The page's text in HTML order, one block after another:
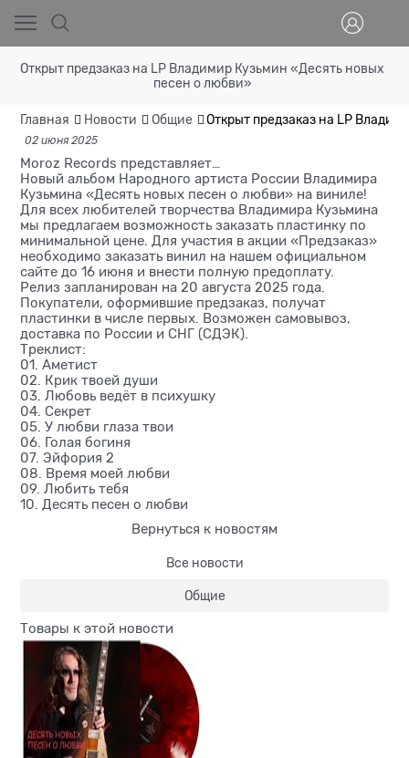
Открыт предзаказ на LP Владимир Кузьмин «Десять новых
песен о любви»
Главная Новости Общие Открыт предзаказ на LP
02 июня 2025
Moroz Records представляет…
Новый альбом Народного артиста России Владимира
Кузьмина «Десять новых песен о любви» на виниле!
Для всех любителей творчества Владимира Кузьмина
мы предлагаем возможность заказать пластинку по
минимальной цене. Для участия в акции «Предзаказ»
необходимо заказать винил на нашем официальном
сайте до 16 июня и внести полную предоплату.
Релиз запланирован на 20 августа 2025 года.
Покупатели, оформившие предзаказ, получат
пластинки в числе первых. Возможен самовывоз,
доставка по России и СНГ (СДЭК).
Треклист:
01. Аметист
02. Крик твоей души
03. Любовь ведёт в психушку
04. Секрет
05. У любви глаза твои
06. Голая богиня
07. Эйфория 2
08. Время моей любви
09. Любить тебя
10. Десять песен о любви
Вернуться к новостям
Все новости
Общие
Товары к этой новости